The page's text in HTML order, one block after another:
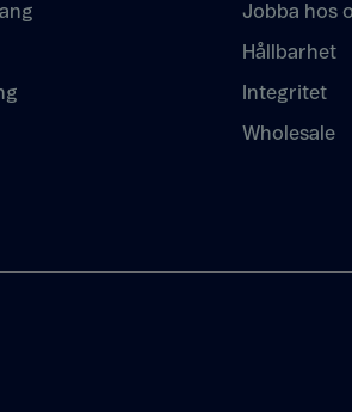
Jobba hos
Hållbarhet
Integritet
Wholesale